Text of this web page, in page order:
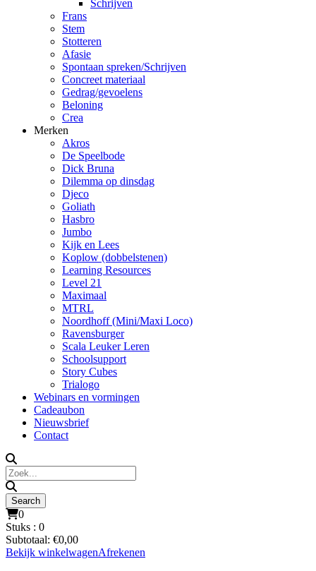
Schrijven
Frans
Stem
Stotteren
Afasie
Spontaan spreken/Schrijven
Concreet materiaal
Gedrag/gevoelens
Beloning
Crea
Merken
Akros
De Speelbode
Dick Bruna
Dilemma op dinsdag
Djeco
Goliath
Hasbro
Jumbo
Kijk en Lees
Koplow (dobbelstenen)
Learning Resources
Level 21
Maximaal
MTRL
Noordhoff (Mini/Maxi Loco)
Ravensburger
Scala Leuker Leren
Schoolsupport
Story Cubes
Trialogo
Webinars en vormingen
Cadeaubon
Nieuwsbrief
Contact
0
Stuks : 0
Subtotaal: €0,00
Bekijk winkelwagenAfrekenen